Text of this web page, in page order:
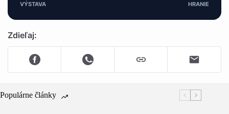
VÝSTAVA HRANIE
Zdieľaj:
Populárne články